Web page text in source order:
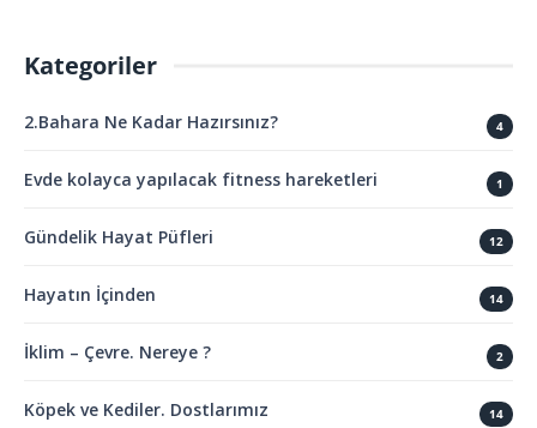
Kategoriler
2.Bahara Ne Kadar Hazırsınız? 4
Evde kolayca yapılacak fitness hareketleri 1
Gündelik Hayat Püfleri 12
Hayatın İçinden 14
İklim – Çevre. Nereye ? 2
Köpek ve Kediler. Dostlarımız 14